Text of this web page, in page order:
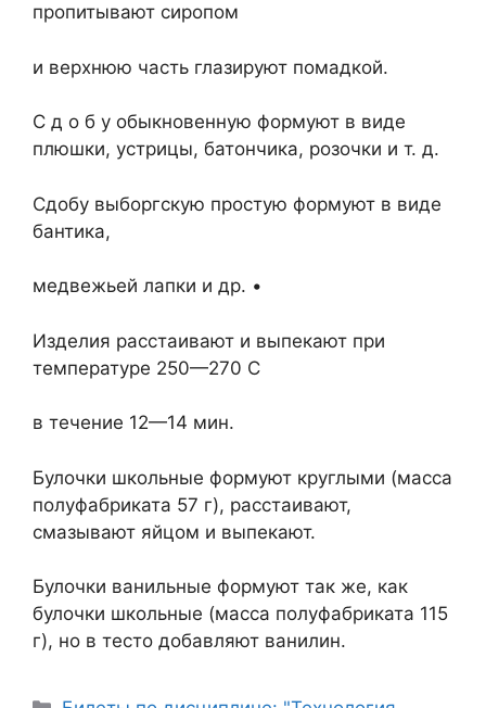
пропитывают сиропом
и верхнюю часть глазируют помадкой.
С д о б у обыкновенную формуют в виде
плюшки, устрицы, батончика, розочки и т. д.
Сдобу выборгскую простую формуют в виде
бантика,
медвежьей лапки и др. •
Изделия расстаивают и выпекают при
температуре 250—270 С
в течение 12—14 мин.
Булочки школьные формуют круглыми (масса
полуфабриката 57 г), расстаивают,
смазывают яйцом и выпекают.
Булочки ванильные формуют так же, как
булочки школьные (масса полуфабриката 115
г), но в тесто добавляют ванилин.
Рубрики